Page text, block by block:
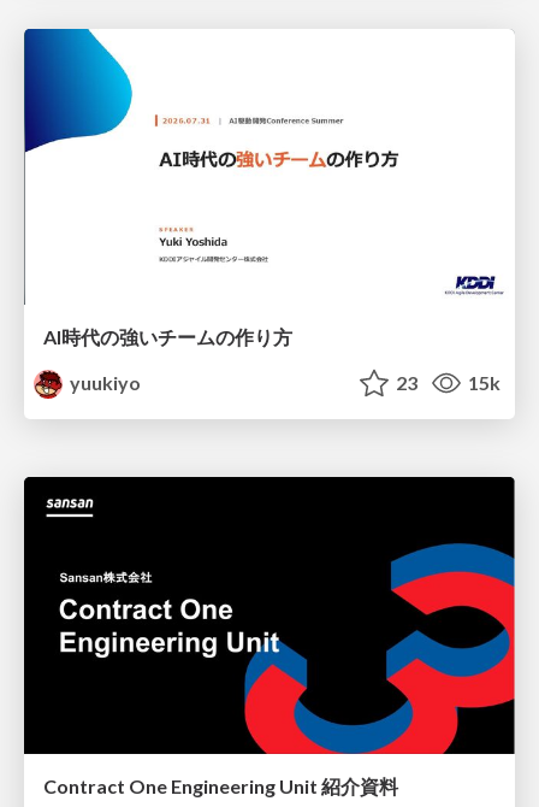
AI時代の強いチームの作り方
yuukiyo
23 15k
Contract One Engineering Unit 紹介資料